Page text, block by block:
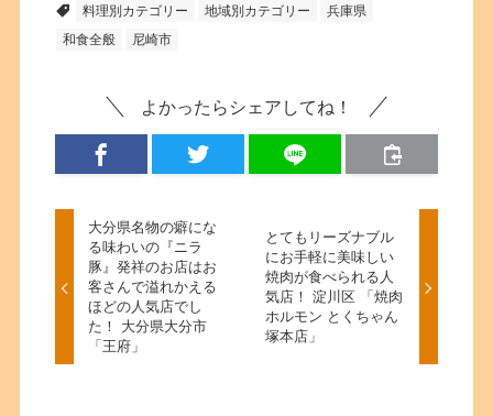
料理別カテゴリー
地域別カテゴリー
兵庫県
和食全般
尼崎市
よかったらシェアしてね！
大分県名物の癖にな
る味わいの『ニラ
豚』発祥のお店はお
客さんで溢れかえる
ほどの人気店でし
た！ 大分県大分市
「王府」
とてもリーズナブル
にお手軽に美味しい
焼肉が食べられる人
気店！ 淀川区 「焼肉
ホルモン とくちゃん
塚本店」